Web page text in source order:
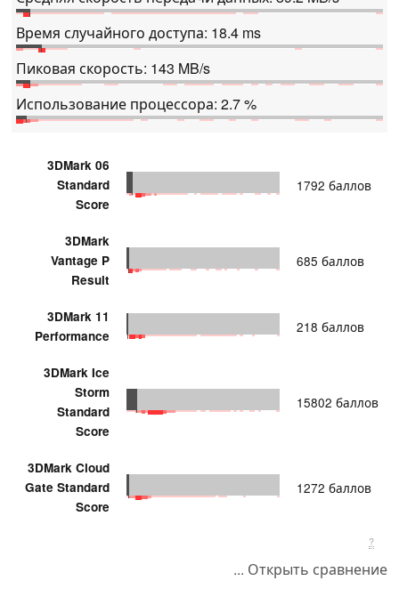
Время случайного доступа: 18.4 ms
Пиковая скорость: 143 MB/s
Использование процессора: 2.7 %
3DMark 06
Standard
Score
1792 баллов
3DMark
Vantage P
Result
685 баллов
3DMark 11
Performance
218 баллов
3DMark Ice
Storm
Standard
Score
15802 баллов
3DMark Cloud
Gate Standard
Score
1272 баллов
?
... Открыть сравнение